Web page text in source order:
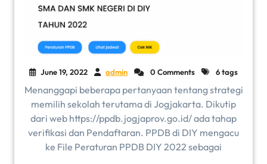
June 19, 2022 admin 0 Comments 6 tags
Menanggapi beberapa pertanyaan tentang strategi
memilih sekolah terutama di Jogjakarta. Dikutip
dari web https://ppdb.jogjaprov.go.id/ ada tahap
verifikasi dan Pendaftaran. PPDB di DIY mengacu
ke File Peraturan PPDB DIY 2022 sebagai